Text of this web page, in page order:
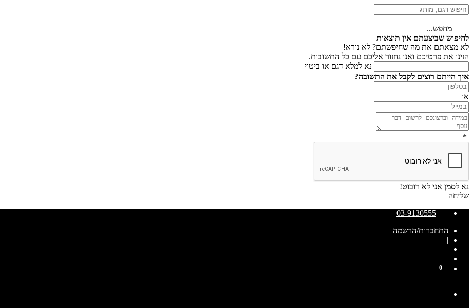
מחפש...
לחיפוש שביצעתם אין תוצאות
לא מצאתם את מה שחיפשתם? לא נורא!
הזינו את פרטיכם ואנו נחזור אליכם עם כל התשובות.
נא למלא דגם או ביטוי
איך הייתם רוצים לקבל את התשובה?
או
*
נא לסמן אני לא רובוט!
שליחה
03-9130555
התחברות/הרשמה
|
0